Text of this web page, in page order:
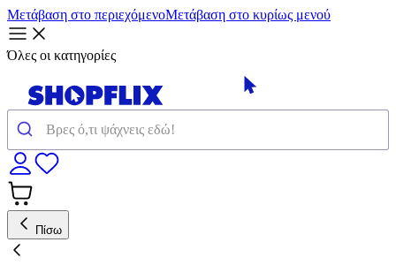
Μετάβαση στο περιεχόμενοΜετάβαση στο κυρίως μενού
Όλες οι κατηγορίες
Πίσω